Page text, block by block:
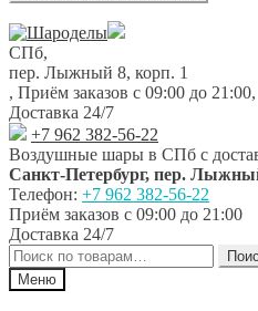
Перейти
к
навигации
Перейти
к
содержимому
СПб,
пер. Лыжный 8, корп. 1
, Приём заказов с 09:00 до 21:00,
Доставка 24/7
+7 962 382-56-22
Воздушные шары в СПб с
Санкт-Петербург, пер.
Телефон: +7 962 382-56-22
Приём заказов с 09:00 до 21:00
Доставка 24/7
Искать:
Меню